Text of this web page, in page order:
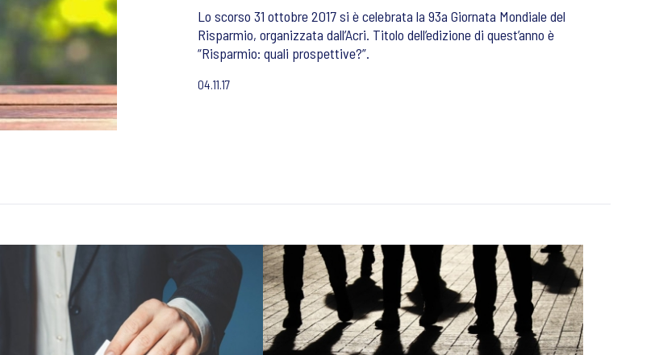
Lo scorso 31 ottobre 2017 si è celebrata la 93a Giornata Mondiale del
Risparmio, organizzata dall’Acri. Titolo dell’edizione di quest’anno è
“Risparmio: quali prospettive?”.
04.11.17